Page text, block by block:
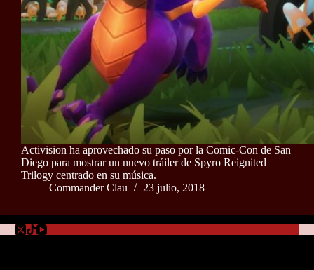
Activision ha aprovechado su paso por la Comic-Con de San
Diego para mostrar un nuevo tráiler de Spyro Reignited
Trilogy centrado en su música.
Commander Clau
23 julio, 2018